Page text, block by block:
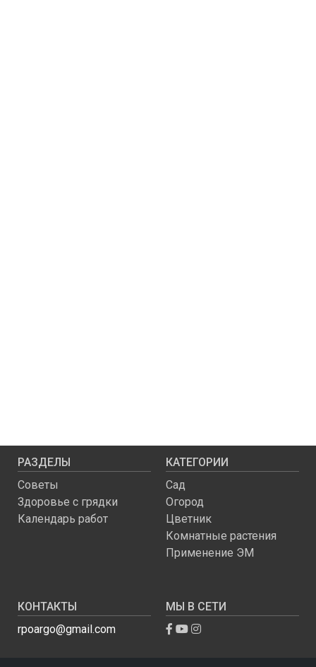
РАЗДЕЛЫ
Советы
Здоровье с грядки
Календарь работ
КАТЕГОРИИ
Сад
Огород
Цветник
Комнатные растения
Применение ЭМ
КОНТАКТЫ
rpoargo@gmail.com
МЫ В СЕТИ